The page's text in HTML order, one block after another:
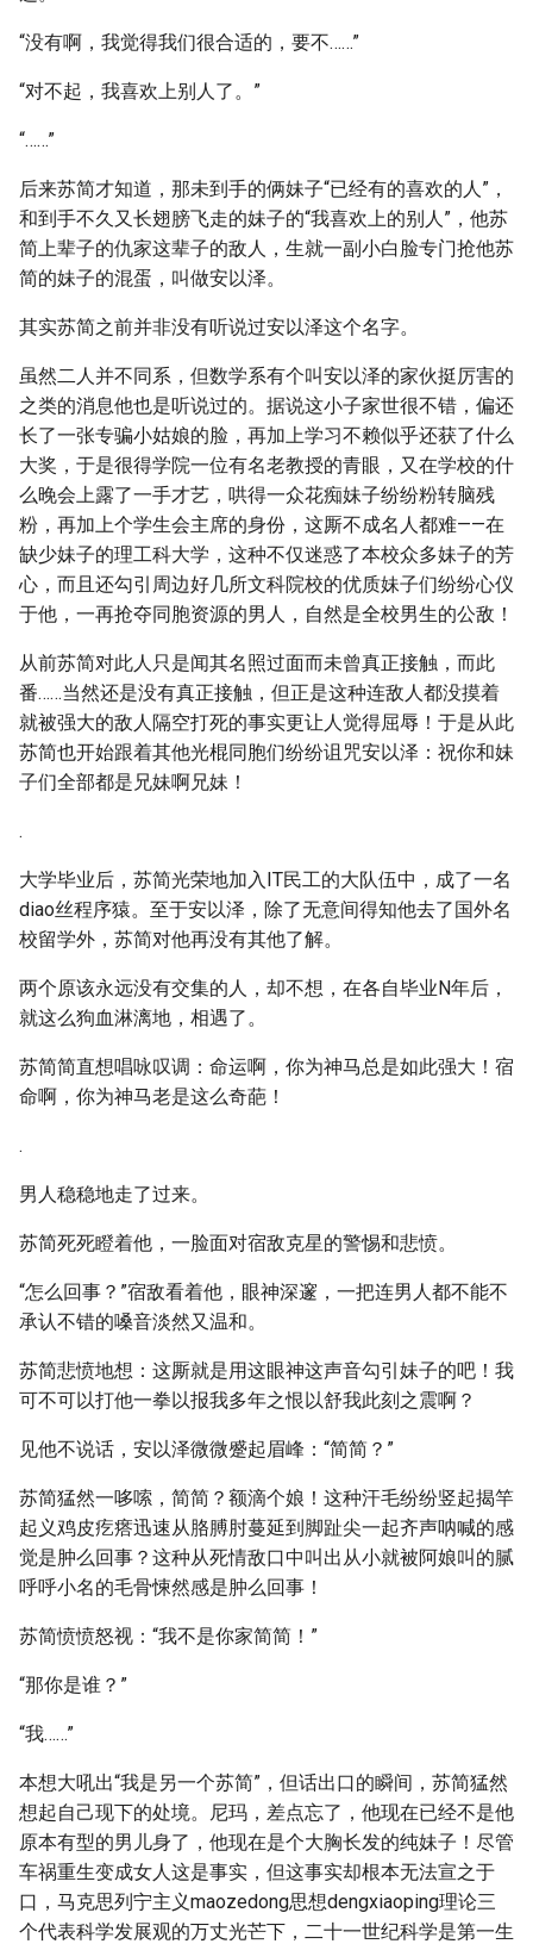
“没有啊，我觉得我们很合适的，要不……”
“对不起，我喜欢上别人了。”
“……”
后来苏简才知道，那未到手的俩妹子“已经有的喜欢的人”，
和到手不久又长翅膀飞走的妹子的“我喜欢上的别人”，他苏
简上辈子的仇家这辈子的敌人，生就一副小白脸专门抢他苏
简的妹子的混蛋，叫做安以泽。
其实苏简之前并非没有听说过安以泽这个名字。
虽然二人并不同系，但数学系有个叫安以泽的家伙挺厉害的
之类的消息他也是听说过的。据说这小子家世很不错，偏还
长了一张专骗小姑娘的脸，再加上学习不赖似乎还获了什么
大奖，于是很得学院一位有名老教授的青眼，又在学校的什
么晚会上露了一手才艺，哄得一众花痴妹子纷纷粉转脑残
粉，再加上个学生会主席的身份，这厮不成名人都难——在
缺少妹子的理工科大学，这种不仅迷惑了本校众多妹子的芳
心，而且还勾引周边好几所文科院校的优质妹子们纷纷心仪
于他，一再抢夺同胞资源的男人，自然是全校男生的公敌！
从前苏简对此人只是闻其名照过面而未曾真正接触，而此
番……当然还是没有真正接触，但正是这种连敌人都没摸着
就被强大的敌人隔空打死的事实更让人觉得屈辱！于是从此
苏简也开始跟着其他光棍同胞们纷纷诅咒安以泽：祝你和妹
子们全部都是兄妹啊兄妹！
.
大学毕业后，苏简光荣地加入IT民工的大队伍中，成了一名
diao丝程序猿。至于安以泽，除了无意间得知他去了国外名
校留学外，苏简对他再没有其他了解。
两个原该永远没有交集的人，却不想，在各自毕业N年后，
就这么狗血淋漓地，相遇了。
苏简简直想唱咏叹调：命运啊，你为神马总是如此强大！宿
命啊，你为神马老是这么奇葩！
.
男人稳稳地走了过来。
苏简死死瞪着他，一脸面对宿敌克星的警惕和悲愤。
“怎么回事？”宿敌看着他，眼神深邃，一把连男人都不能不
承认不错的嗓音淡然又温和。
苏简悲愤地想：这厮就是用这眼神这声音勾引妹子的吧！我
可不可以打他一拳以报我多年之恨以舒我此刻之震啊？
见他不说话，安以泽微微蹙起眉峰：“简简？”
苏简猛然一哆嗦，简简？额滴个娘！这种汗毛纷纷竖起揭竿
起义鸡皮疙瘩迅速从胳膊肘蔓延到脚趾尖一起齐声呐喊的感
觉是肿么回事？这种从死情敌口中叫出从小就被阿娘叫的腻
呼呼小名的毛骨悚然感是肿么回事！
苏简愤愤怒视：“我不是你家简简！”
“那你是谁？”
“我……”
本想大吼出“我是另一个苏简”，但话出口的瞬间，苏简猛然
想起自己现下的处境。尼玛，差点忘了，他现在已经不是他
原本有型的男儿身了，他现在是个大胸长发的纯妹子！尽管
车祸重生变成女人这是事实，但这事实却根本无法宣之于
口，马克思列宁主义maozedong思想dengxiaoping理论三
个代表科学发展观的万丈光芒下，二十一世纪科学是第一生